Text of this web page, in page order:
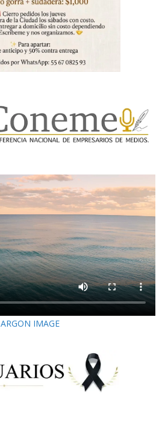
ARGON IMAGE